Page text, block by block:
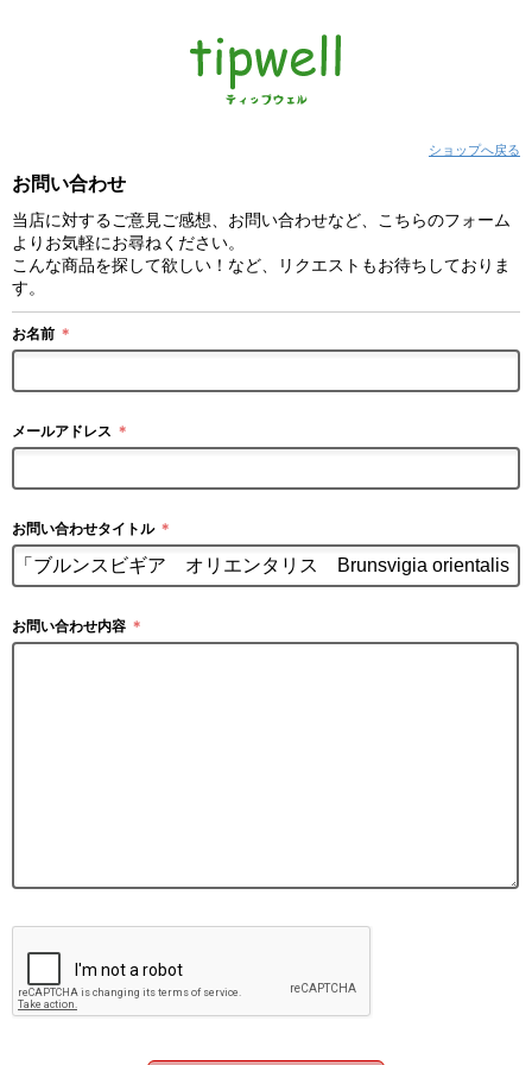
ショップへ戻る
お問い合わせ
当店に対するご意見ご感想、お問い合わせなど、こちらのフォーム
よりお気軽にお尋ねください。
こんな商品を探して欲しい！など、リクエストもお待ちしておりま
す。
お名前 ＊
メールアドレス ＊
お問い合わせタイトル ＊
お問い合わせ内容 ＊